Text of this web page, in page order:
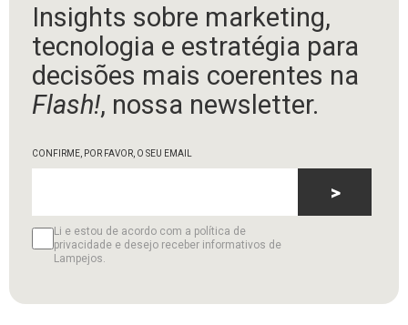
Insights sobre marketing,
tecnologia e estratégia para
decisões mais coerentes na
Flash!, nossa newsletter.
CONFIRME, POR FAVOR, O SEU EMAIL
Li e estou de acordo com a política de
privacidade e desejo receber informativos de
Lampejos.
>